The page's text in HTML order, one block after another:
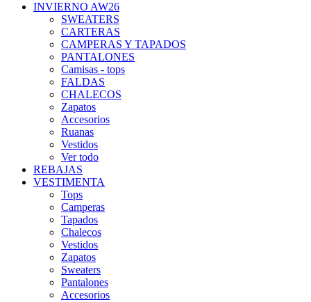
INVIERNO AW26
SWEATERS
CARTERAS
CAMPERAS Y TAPADOS
PANTALONES
Camisas - tops
FALDAS
CHALECOS
Zapatos
Accesorios
Ruanas
Vestidos
Ver todo
REBAJAS
VESTIMENTA
Tops
Camperas
Tapados
Chalecos
Vestidos
Zapatos
Sweaters
Pantalones
Accesorios